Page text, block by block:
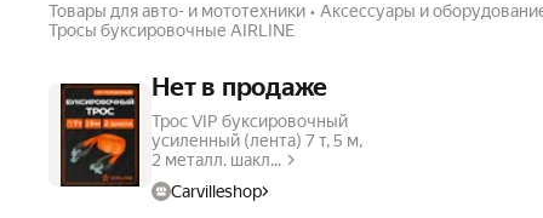
Товары для авто- и мототехники • Аксессуары и
Тросы буксировочные AIRLINE
Нет в продаже
Трос VIP буксировочный
усиленный (лента) 7 т, 5 м,
2 металл. шакл...
Carvilleshop